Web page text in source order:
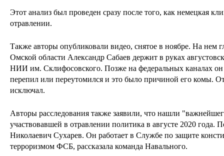
Этот анализ был проведен сразу после того, как немецкая
отравлении.
Также авторы опубликовали видео, снятое в ноябре. На нем
Омской области Александр Сабаев держит в руках
НИИ им. Склифосовского. Позже на федеральных каналах он
перепил или переутомился и это было причиной его комы.
исключал.
Авторы расследования также заявили, что нашли
участвовавшей в отравлении политика в августе 2020 года.
Николаевич Сухарев. Он работает в Службе по защите
терроризмом ФСБ, рассказала команда Навального.